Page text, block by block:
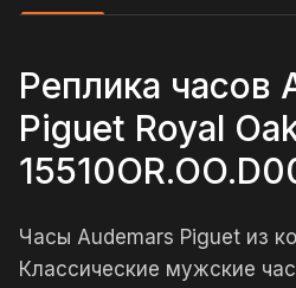
Реплика часов
Piguet Royal
Часы Audemars Piguet из
Классические мужские